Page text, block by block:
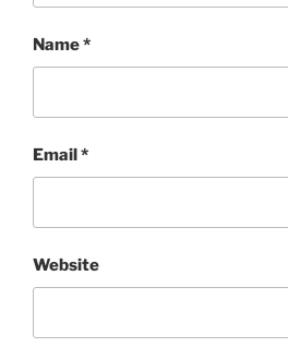
Name*
Email*
Website